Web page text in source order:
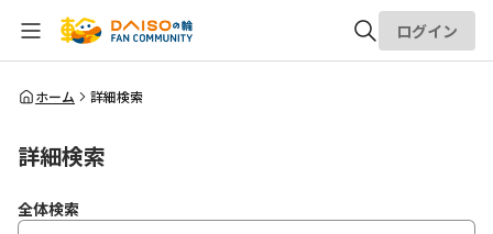
全体検索
ログイン
ホーム 詳細検索
詳細検索
全体検索